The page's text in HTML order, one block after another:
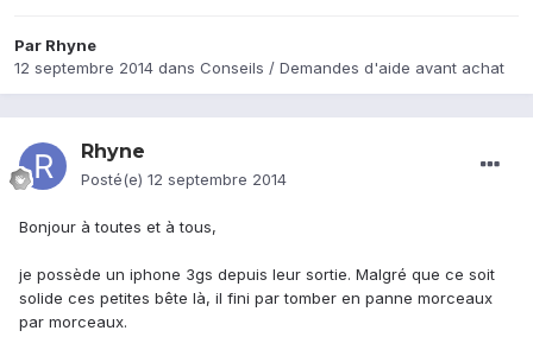
Par Rhyne
12 septembre 2014 dans Conseils / Demandes d'aide avant achat
Rhyne
Posté(e) 12 septembre 2014
Bonjour à toutes et à tous,
je possède un iphone 3gs depuis leur sortie. Malgré que ce soit
solide ces petites bête là, il fini par tomber en panne morceaux
par morceaux.